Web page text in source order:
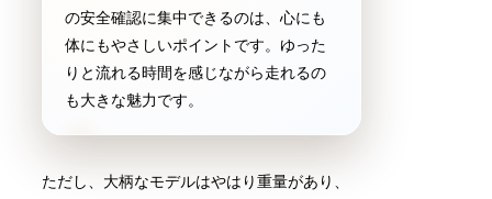
の安全確認に集中できるのは、心にも
体にもやさしいポイントです。ゆった
りと流れる時間を感じながら走れるの
も大きな魅力です。
ただし、大柄なモデルはやはり重量があり、